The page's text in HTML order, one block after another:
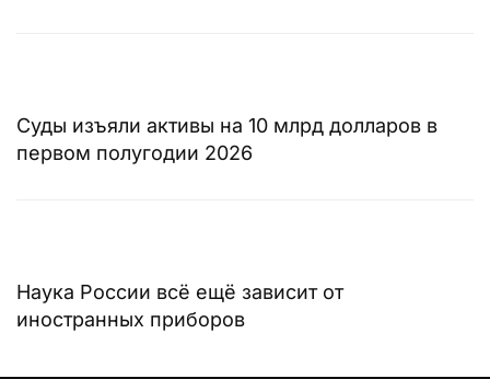
Суды изъяли активы на 10 млрд долларов в
первом полугодии 2026
Наука России всё ещё зависит от
иностранных приборов